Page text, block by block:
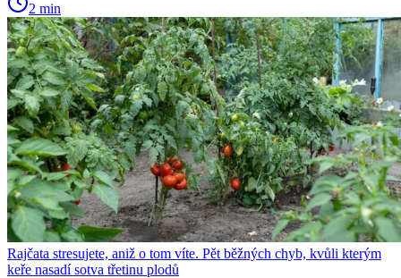
2 min
Rajčata stresujete, aniž o tom víte. Pět běžných chyb, kvůli kterým
keře nasadí sotva třetinu plodů